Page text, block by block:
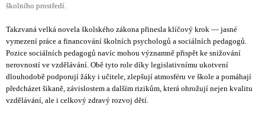
školního prostředí.
Takzvaná velká novela školského zákona přinesla klíčový krok — jasné
vymezení práce a financování školních psychologů a sociálních pedagogů.
Pozice sociálních pedagogů navíc mohou významně přispět ke snižování
nerovností ve vzdělávání. Obě tyto role díky legislativnímu ukotvení
dlouhodobě podporují žáky i učitele, zlepšují atmosféru ve škole a pomáhají
předcházet šikaně, závislostem a dalším rizikům, která ohrožují nejen kvalitu
vzdělávání, ale i celkový zdravý rozvoj dětí.